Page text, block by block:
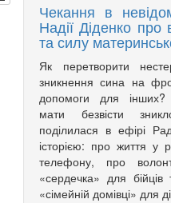
Чекання в
Надії Діденко про
та силу
Як перетворити
зникнення сина на
допомоги для інших?
мати безвісти
поділилася в ефірі
історією: про життя у
телефону, про
«сердечка» для
«сімейній домівці» для